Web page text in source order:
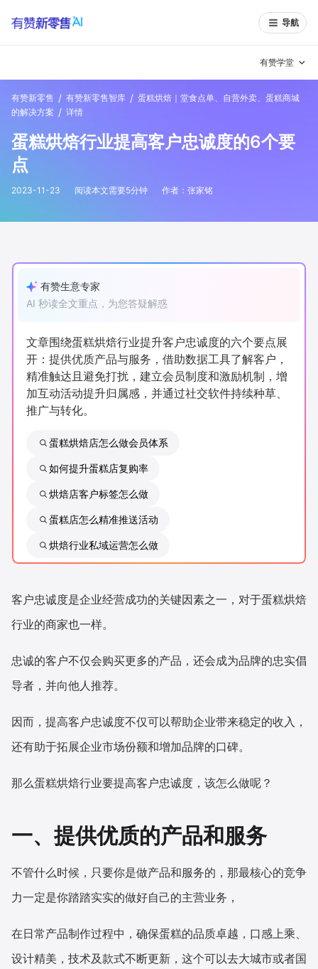
导航
有赞学堂
有赞说增长
私域日历 增长方法
新零售大会 新零售茶会
新零售私享会 门店经营增长公开课
AllValue 战略合作
增长产品指南
产品更新动态
行业洞察
新零售资讯
培训课程
私域课程
增长俱乐部
商家社区
认证服务商 设计服务商
有赞新零售 / 有赞新零售智库 / 蛋糕烘焙｜堂食点单、自营外卖、蛋糕商城
的解决方案 / 详情
蛋糕烘焙行业提高客户忠诚度的6个要
点
2023-11-23 阅读本文需要5分钟 作者： 张家铭
有赞生意专家
AI 秒读全文重点，为您答疑解惑
文章围绕蛋糕烘焙行业提升客户忠诚度的六个要点展
开：提供优质产品与服务，借助数据工具了解客户，
精准触达且避免打扰，建立会员制度和激励机制，增
加互动活动提升归属感，并通过社交软件持续种草、
推广与转化。
蛋糕烘焙店怎么做会员体系
如何提升蛋糕店复购率
烘焙店客户标签怎么做
蛋糕店怎么精准推送活动
烘焙行业私域运营怎么做
客户忠诚度是企业经营成功的关键因素之一，对于蛋糕烘焙
行业的商家也一样。
忠诚的客户不仅会购买更多的产品，还会成为品牌的忠实倡
导者，并向他人推荐。
因而，提高客户忠诚度不仅可以帮助企业带来稳定的收入，
还有助于拓展企业市场份额和增加品牌的口碑。
那么蛋糕烘焙行业要提高客户忠诚度，该怎么做呢？
一、提供优质的产品和服务
不管什么时候，只要你是做产品和服务的，那最核心的竞争
力一定是你踏踏实实的做好自己的主营业务，
在日常产品制作过程中，确保蛋糕的品质卓越，口感上乘、
设计精美，技术及款式不断更新，这个可以去大城市或者国